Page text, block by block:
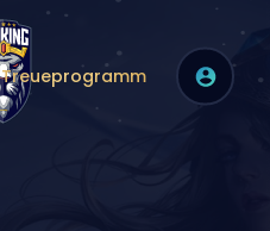
Treueprogramm